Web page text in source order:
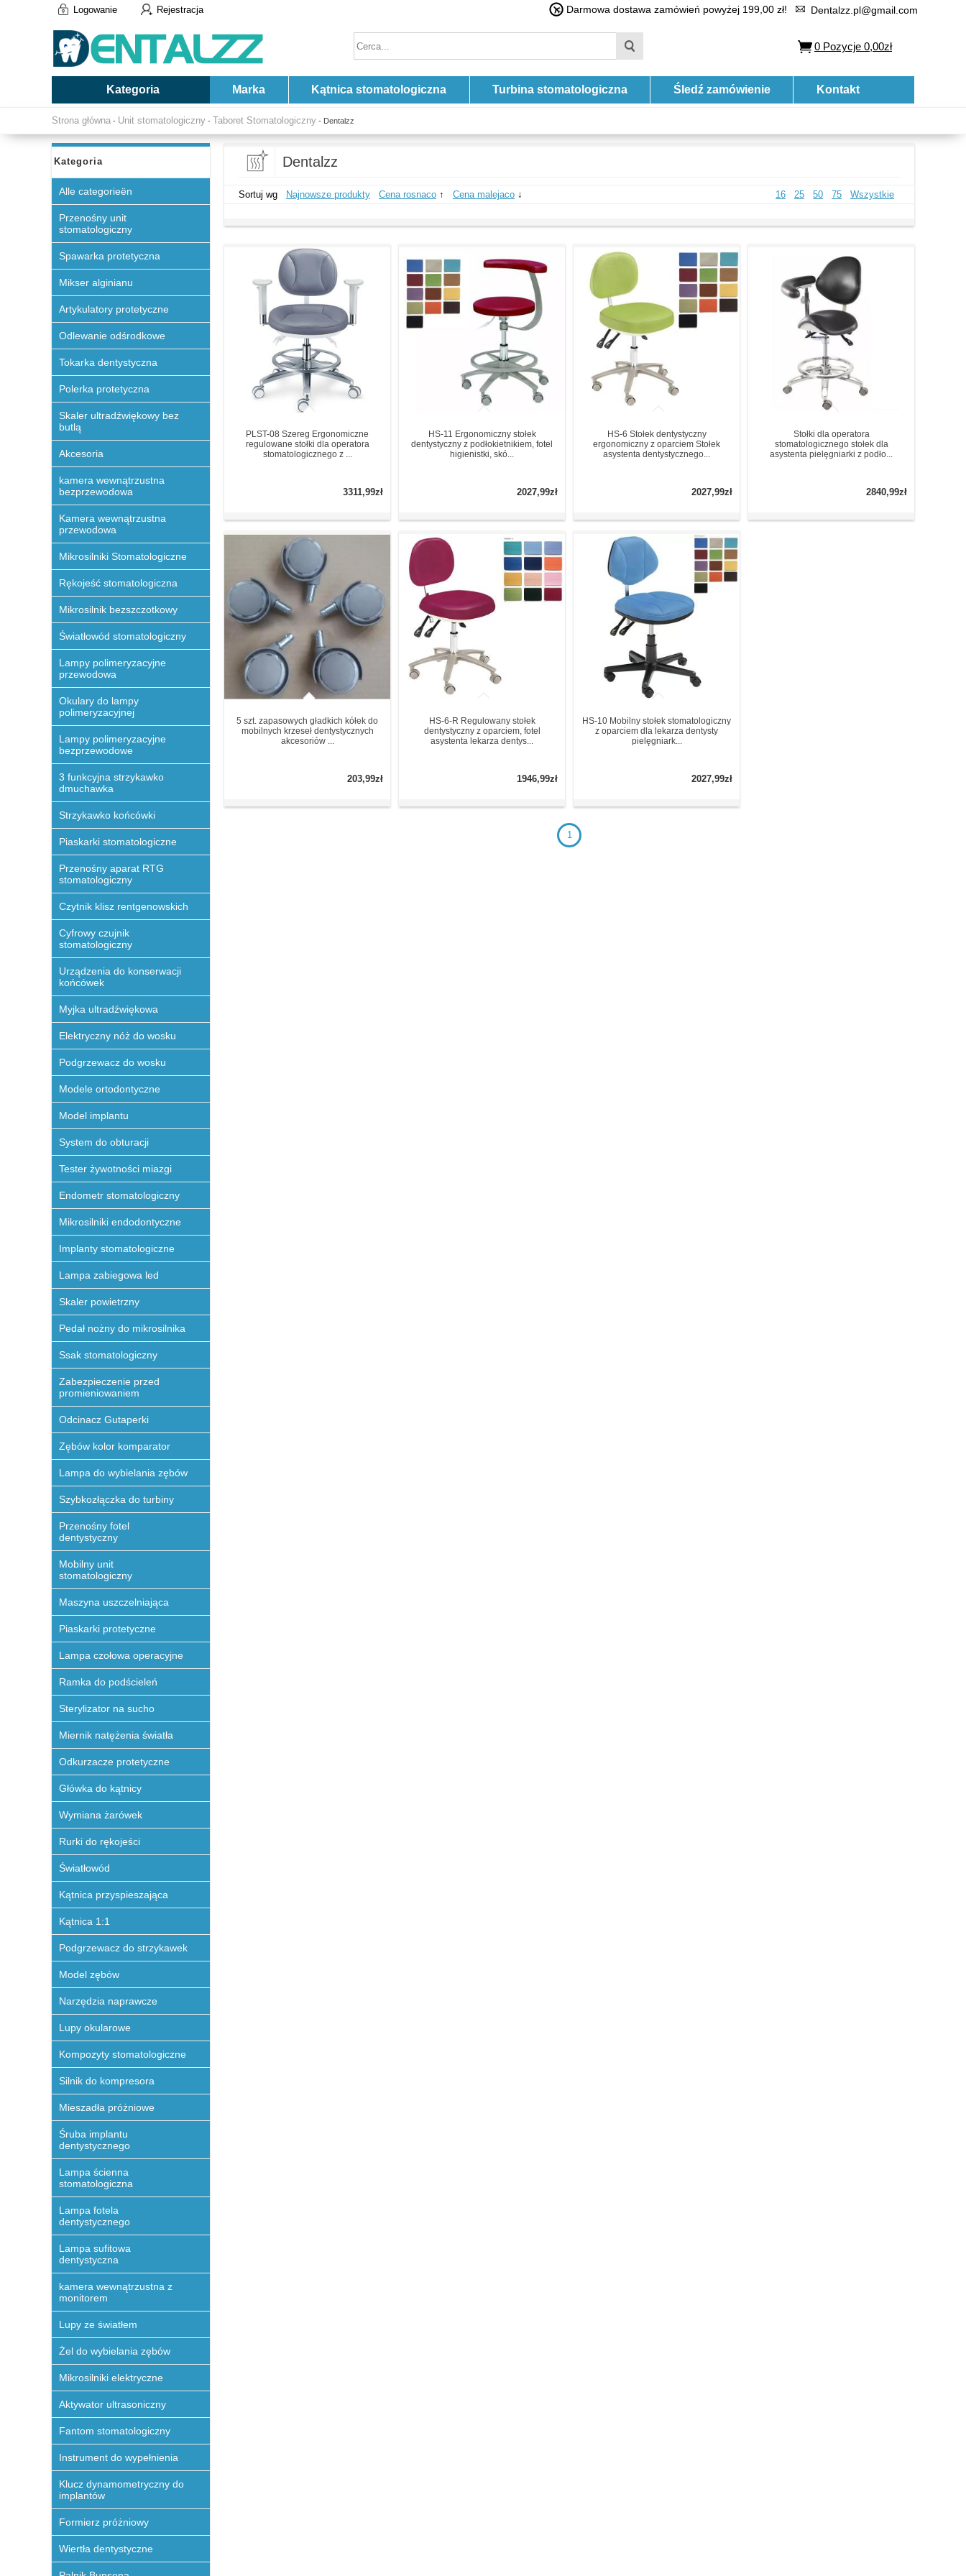
Logowanie Rejestracja Darmowa dostawa zamówień powyżej 199,00 zł! Dentalzz.pl@gmail.com
0 Pozycje 0,00zł
Kategoria Marka Kątnica stomatologiczna Turbina stomatologiczna Śledź zamówienie Kontakt
Strona główna - Unit stomatologiczny - Taboret Stomatologiczny - Dentalzz
Kategoria
Alle categorieën
Przenośny unit
stomatologiczny
Spawarka protetyczna
Mikser alginianu
Artykulatory protetyczne
Odlewanie odśrodkowe
Tokarka dentystyczna
Polerka protetyczna
Skaler ultradźwiękowy bez
butlą
Akcesoria
kamera wewnątrzustna
bezprzewodowa
Kamera wewnątrzustna
przewodowa
Mikrosilniki Stomatologiczne
Rękojeść stomatologiczna
Mikrosilnik bezszczotkowy
Światłowód stomatologiczny
Lampy polimeryzacyjne
przewodowa
Okulary do lampy
polimeryzacyjnej
Lampy polimeryzacyjne
bezprzewodowe
3 funkcyjna strzykawko
dmuchawka
Strzykawko końcówki
Piaskarki stomatologiczne
Przenośny aparat RTG
stomatologiczny
Czytnik klisz rentgenowskich
Cyfrowy czujnik
stomatologiczny
Urządzenia do konserwacji
końcówek
Myjka ultradźwiękowa
Elektryczny nóż do wosku
Podgrzewacz do wosku
Modele ortodontyczne
Model implantu
System do obturacji
Tester żywotności miazgi
Endometr stomatologiczny
Mikrosilniki endodontyczne
Implanty stomatologiczne
Lampa zabiegowa led
Skaler powietrzny
Pedał nożny do mikrosilnika
Ssak stomatologiczny
Zabezpieczenie przed
promieniowaniem
Odcinacz Gutaperki
Zębów kolor komparator
Lampa do wybielania zębów
Szybkozłączka do turbiny
Przenośny fotel
dentystyczny
Mobilny unit
stomatologiczny
Maszyna uszczelniająca
Piaskarki protetyczne
Lampa czołowa operacyjne
Ramka do podścieleń
Sterylizator na sucho
Miernik natężenia światła
Odkurzacze protetyczne
Główka do kątnicy
Wymiana żarówek
Rurki do rękojeści
Światłowód
Kątnica przyspieszająca
Kątnica 1:1
Podgrzewacz do strzykawek
Model zębów
Narzędzia naprawcze
Lupy okularowe
Kompozyty stomatologiczne
Silnik do kompresora
Mieszadła próżniowe
Śruba implantu
dentystycznego
Lampa ścienna
stomatologiczna
Lampa fotela
dentystycznego
Lampa sufitowa
dentystyczna
kamera wewnątrzustna z
monitorem
Lupy ze światłem
Żel do wybielania zębów
Mikrosilniki elektryczne
Aktywator ultrasoniczny
Fantom stomatologiczny
Instrument do wypełnienia
Klucz dynamometryczny do
implantów
Formierz próżniowy
Wiertła dentystyczne
Dentalzz
16 25 50 75 Wszystkie
Sortuj wg Najnowsze produkty Cena rosnaco ↑ Cena malejaco ↓
PLST-08 Szereg Ergonomiczne
regulowane stołki dla operatora
stomatologicznego z ...
3311,99zł
HS-11 Ergonomiczny stołek
dentystyczny z podłokietnikiem, fotel
higienistki, skó...
2027,99zł
HS-6 Stołek dentystyczny
ergonomiczny z oparciem Stołek
asystenta dentystycznego...
2027,99zł
Stołki dla operatora
stomatologicznego stołek dla
asystenta pielęgniarki z podło...
2840,99zł
5 szt. zapasowych gładkich kółek do
mobilnych krzeseł dentystycznych
akcesoriów ...
203,99zł
HS-6-R Regulowany stołek
dentystyczny z oparciem, fotel
asystenta lekarza dentys...
1946,99zł
HS-10 Mobilny stołek stomatologiczny
z oparciem dla lekarza dentysty
pielęgniark...
2027,99zł
1